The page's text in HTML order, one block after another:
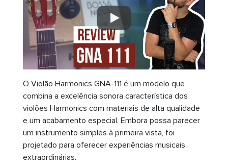
O Violão Harmonics GNA-111 é um modelo que
combina a excelência sonora característica dos
violões Harmonics com materiais de alta qualidade
e um acabamento especial. Embora possa parecer
um instrumento simples à primeira vista, foi
projetado para oferecer experiências musicais
extraordinárias.